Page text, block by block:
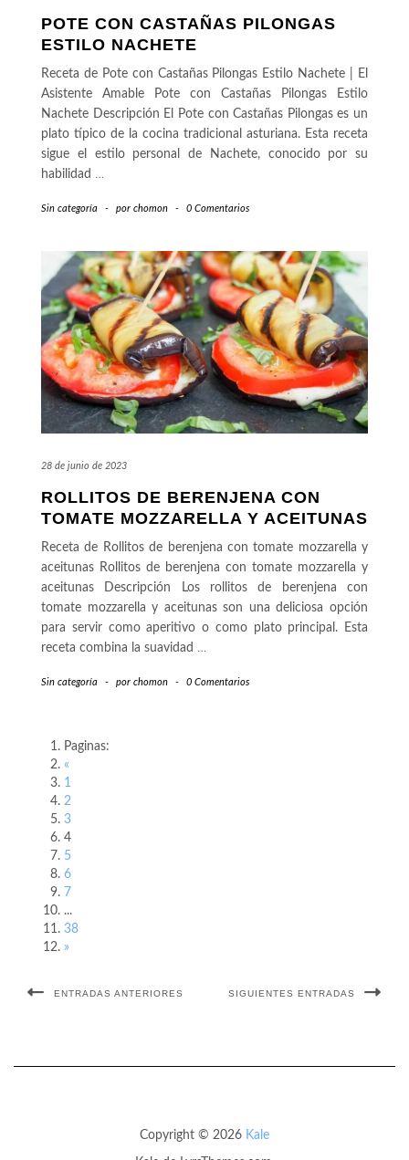
POTE CON CASTAÑAS PILONGAS
ESTILO NACHETE
Receta de Pote con Castañas Pilongas Estilo Nachete | El
Asistente Amable Pote con Castañas Pilongas Estilo
Nachete Descripción El Pote con Castañas Pilongas es un
plato típico de la cocina tradicional asturiana. Esta receta
sigue el estilo personal de Nachete, conocido por su
habilidad …
Sin categoría - por chomon - 0 Comentarios
28 de junio de 2023
ROLLITOS DE BERENJENA CON
TOMATE MOZZARELLA Y ACEITUNAS
Receta de Rollitos de berenjena con tomate mozzarella y
aceitunas Rollitos de berenjena con tomate mozzarella y
aceitunas Descripción Los rollitos de berenjena con
tomate mozzarella y aceitunas son una deliciosa opción
para servir como aperitivo o como plato principal. Esta
receta combina la suavidad …
Sin categoría - por chomon - 0 Comentarios
Paginas:
«
1
2
3
4
5
6
7
...
38
»
ENTRADAS ANTERIORES SIGUIENTES ENTRADAS
Copyright © 2026 Kale